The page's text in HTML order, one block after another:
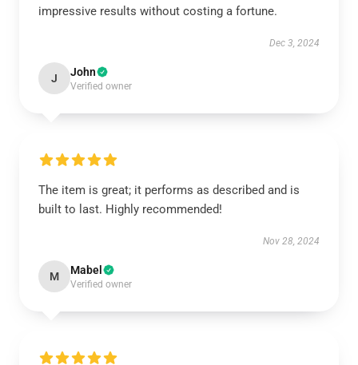
impressive results without costing a fortune.
Dec 3, 2024
J John
Verified owner
The item is great; it performs as described and is
built to last. Highly recommended!
Nov 28, 2024
M Mabel
Verified owner